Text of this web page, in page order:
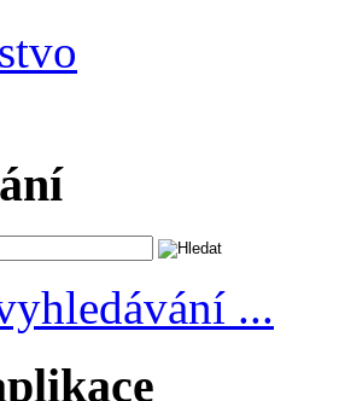
...